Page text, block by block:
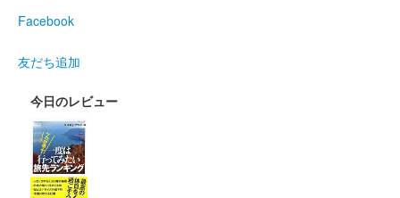
小幡城 御城印
2024年6月15、16日に開催された群馬戦国御城印サミットで先行
販売された後、9月14日より現地にて販売。織田家の家紋「織田
木瓜」がデザインされている。文字はぐんま特使Menkoiガール
ズが担当した……
Facebook
友だち追加
今日のレビュー